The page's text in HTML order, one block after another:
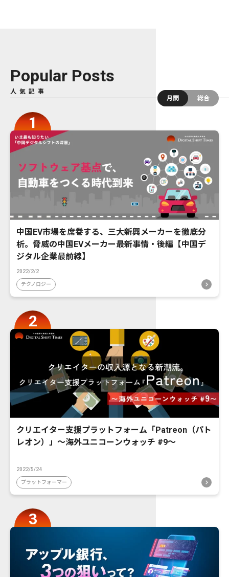
Popular Posts
人気記事
月間
総合
中国EV市場を席巻する、三大新興メーカーを徹底分
析。脅威の中国EVメーカー最新事情・後編【中国デ
ジタル企業最前線】
2022/2/2
テクノロジー
クリエイター支援プラットフォーム「Patreon（パト
レオン）」〜海外ユニコーンウォッチ #9〜
2022/5/24
プラットフォーマー